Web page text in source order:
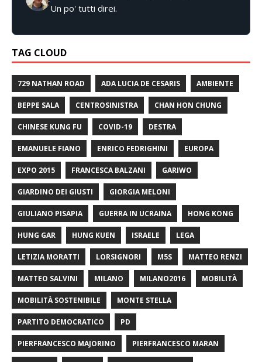
Un po' tutti direi.
TAG CLOUD
729 NATHAN ROAD ADA LUCIA DE CESARIS AMBIENTE
BEPPE SALA CENTROSINISTRA CHAN HON CHUNG
CHINESE KUNG FU COVID-19 DESTRA
EMANUELE FIANO ENRICO FEDRIGHINI EUROPA
EXPO 2015 FRANCESCA BALZANI GARIWO
GIARDINO DEI GIUSTI GIORGIA MELONI
GIULIANO PISAPIA GUERRA IN UCRAINA HONG KONG
HUNG GAR HUNG KUEN ISRAELE LEGA
LETIZIA MORATTI LORSIGNORI M5S MATTEO RENZI
MATTEO SALVINI MILANO MILANO2016 MOBILITÀ
MOBILITÀ SOSTENIBILE MONTE STELLA
PARTITO DEMOCRATICO PD
PIERFRANCESCO MAJORINO PIERFRANCESCO MARAN